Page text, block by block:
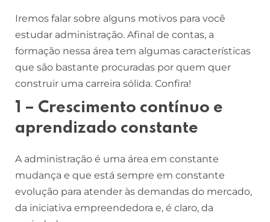
Iremos falar sobre alguns motivos para você
estudar administração. Afinal de contas, a
formação nessa área tem algumas características
que são bastante procuradas por quem quer
construir uma carreira sólida. Confira!
1 – Crescimento contínuo e
aprendizado constante
A administração é uma área em constante
mudança e que está sempre em constante
evolução para atender às demandas do mercado,
da iniciativa empreendedora e, é claro, da